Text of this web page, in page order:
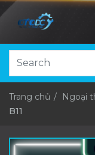
Trang chủ Ngoại
B11